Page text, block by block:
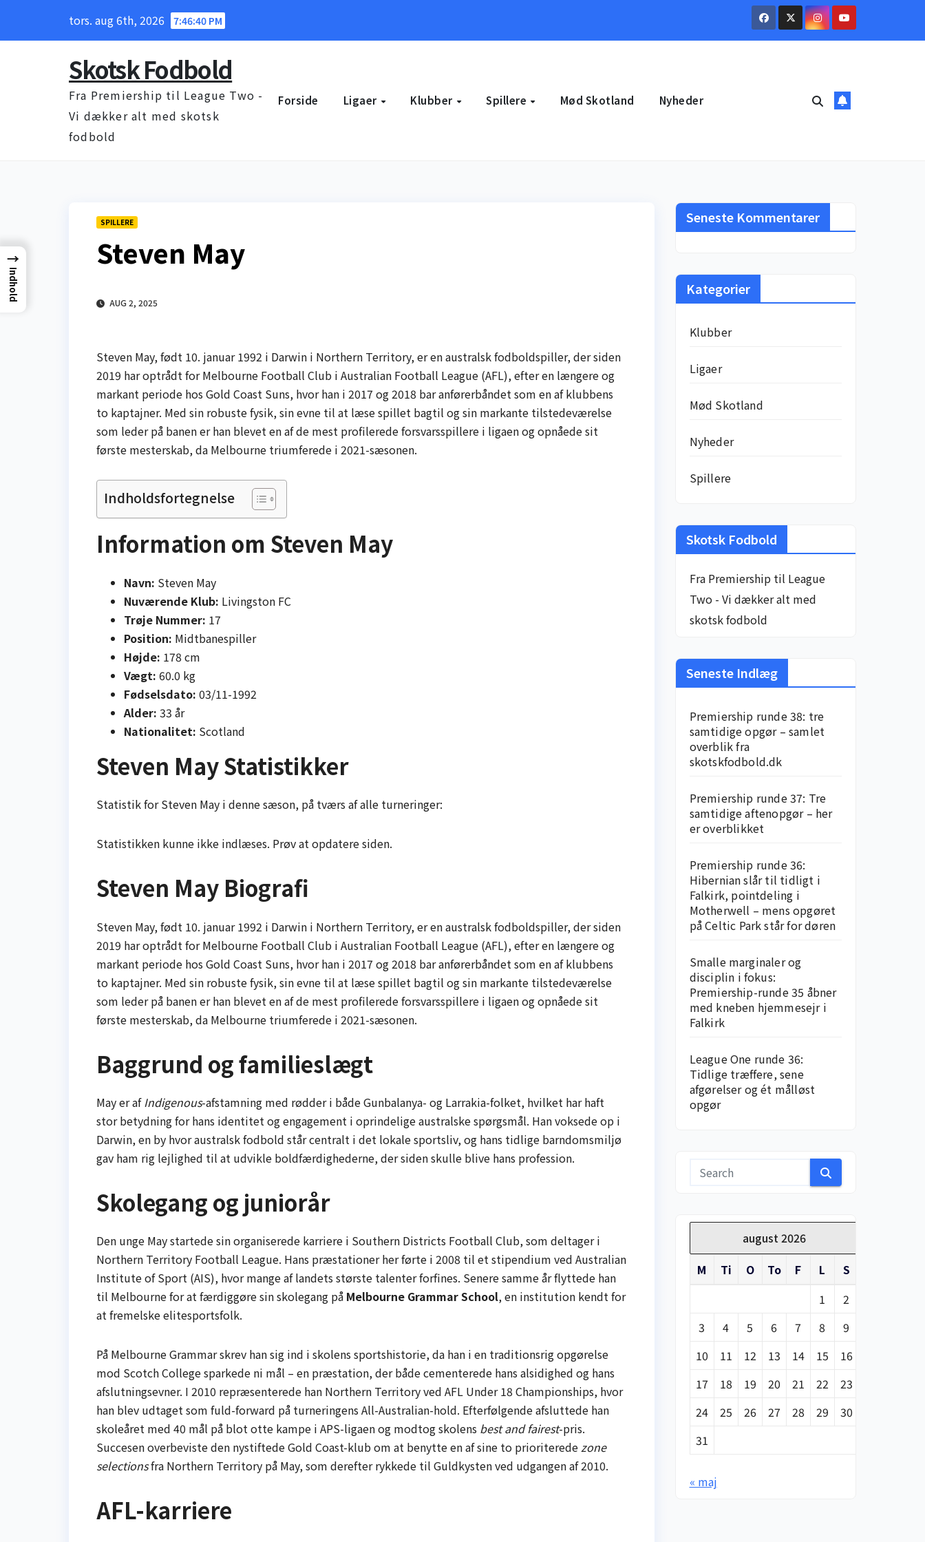
tors. aug 6th, 2026 7:46:41 PM
Skotsk Fodbold
Fra Premiership til League Two -
Vi dækker alt med skotsk
fodbold
Forside Ligaer Klubber Spillere Mød Skotland Nyheder
SPILLERE
Steven May
AUG 2, 2025
Steven May, født 10. januar 1992 i Darwin i Northern Territory, er en australsk fodboldspiller, der siden
2019 har optrådt for Melbourne Football Club i Australian Football League (AFL), efter en længere og
markant periode hos Gold Coast Suns, hvor han i 2017 og 2018 bar anførerbåndet som en af klubbens
to kaptajner. Med sin robuste fysik, sin evne til at læse spillet bagtil og sin markante tilstedeværelse
som leder på banen er han blevet en af de mest profilerede forsvarsspillere i ligaen og opnåede sit
første mesterskab, da Melbourne triumferede i 2021-sæsonen.
Indholdsfortegnelse
Information om Steven May
Navn: Steven May
Nuværende Klub: Livingston FC
Trøje Nummer: 17
Position: Midtbanespiller
Højde: 178 cm
Vægt: 60.0 kg
Fødselsdato: 03/11-1992
Alder: 33 år
Nationalitet: Scotland
Steven May Statistikker
Statistik for Steven May i denne sæson, på tværs af alle turneringer:
Statistikken kunne ikke indlæses. Prøv at opdatere siden.
Steven May Biografi
Steven May, født 10. januar 1992 i Darwin i Northern Territory, er en australsk fodboldspiller, der siden
2019 har optrådt for Melbourne Football Club i Australian Football League (AFL), efter en længere og
markant periode hos Gold Coast Suns, hvor han i 2017 og 2018 bar anførerbåndet som en af klubbens
to kaptajner. Med sin robuste fysik, sin evne til at læse spillet bagtil og sin markante tilstedeværelse
som leder på banen er han blevet en af de mest profilerede forsvarsspillere i ligaen og opnåede sit
første mesterskab, da Melbourne triumferede i 2021-sæsonen.
Baggrund og familieslægt
May er afIndigenous-afstamning med rødder i både Gunbalanya- og Larrakia-folket, hvilket har haft
stor betydning for hans identitet og engagement i oprindelige australske spørgsmål. Han voksede op i
Darwin, en by hvor australsk fodbold står centralt i det lokale sportsliv, og hans tidlige barndomsmiljø
gav ham rig lejlighed til at udvikle boldfærdighederne, der siden skulle blive hans profession.
Skolegang og juniorår
Den unge May startede sin organiserede karriere i Southern Districts Football Club, som deltager i
Northern Territory Football League. Hans præstationer her førte i 2008 til et stipendium ved Australian
Institute of Sport (AIS), hvor mange af landets største talenter forfines. Senere samme år flyttede han
til Melbourne for at færdiggøre sin skolegang på Melbourne Grammar School, en institution kendt for
at fremelske elitesportsfolk.
På Melbourne Grammar skrev han sig ind i skolens sportshistorie, da han i en traditionsrig opgørelse
mod Scotch College sparkede ni mål – en præstation, der både cementerede hans alsidighed og hans
afslutningsevner. I 2010 repræsenterede han Northern Territory ved AFL Under 18 Championships, hvor
han blev udtaget som fuld-forward på turneringens All-Australian-hold. Efterfølgende afsluttede han
skoleåret med 40 mål på blot otte kampe i APS-ligaen og modtog skolens best and fairest-pris.
Succesen overbeviste den nystiftede Gold Coast-klub om at benytte en af sine to prioriteredezone
selectionsfra Northern Territory på May, som derefter rykkede til Guldkysten ved udgangen af 2010.
AFL-karriere
Seneste Kommentarer
Kategorier
Klubber
Ligaer
Mød Skotland
Nyheder
Spillere
Skotsk Fodbold
Fra Premiership til League
Two - Vi dækker alt med
skotsk fodbold
Seneste Indlæg
Premiership runde 38: tre
samtidige opgør – samlet
overblik fra
skotskfodbold.dk
Premiership runde 37: Tre
samtidige aftenopgør – her
er overblikket
Premiership runde 36:
Hibernian slår til tidligt i
Falkirk, pointdeling i
Motherwell – mens opgøret
på Celtic Park står for døren
Smalle marginaler og
disciplin i fokus:
Premiership-runde 35 åbner
med kneben hjemme­sejr i
Falkirk
League One runde 36:
Tidlige træffere, sene
afgørelser og ét målløst
opgør
august 2026
M
Ti O To F L
S
1
2
3
4 5 6 7 8
9
10
11 12 13 14 15
16
17
18 19 20 21 22
23
24
25 26 27 28 29
30
31
« maj
→
Indhold